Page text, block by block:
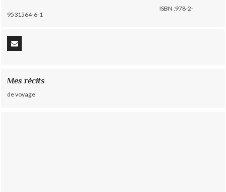
ISBN :978-2-
9531564-6-1
Mes récits
de voyage